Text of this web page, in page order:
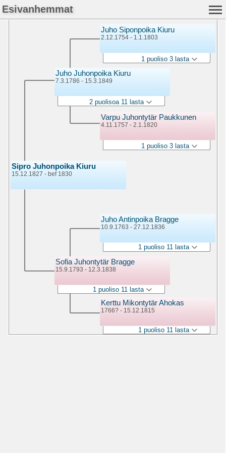
Esivanhemmat
Sipro Juhonpoika Kiuru
15.12.1827 - bef 1830
Juho Juhonpoika Kiuru
7.3.1786 - 15.3.1849
2 puolisoa 11 lasta
Sofia Juhontytär Bragge
15.9.1793 - 12.3.1838
1 puoliso 11 lasta
Juho Siponpoika Kiuru
2.12.1754 - 1.1.1803
1 puoliso 3 lasta
Varpu Juhontytär Paukkunen
4.11.1757 - 2.1.1820
1 puoliso 3 lasta
Juho Antinpoika Bragge
10.9.1763 - 27.12.1836
1 puoliso 11 lasta
Kerttu Mikontytär Ahokas
1766? - 15.12.1815
1 puoliso 11 lasta